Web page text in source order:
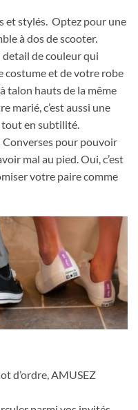
et stylés. Optez pour une
à dos de scooter.
de couleur qui
costume et de votre robe
talon hauts de la même
marié, c’est aussi une
tout en subtilité.
Converses pour pouvoir
mal au pied. Oui, c’est
votre paire comme
d’ordre, AMUSEZ